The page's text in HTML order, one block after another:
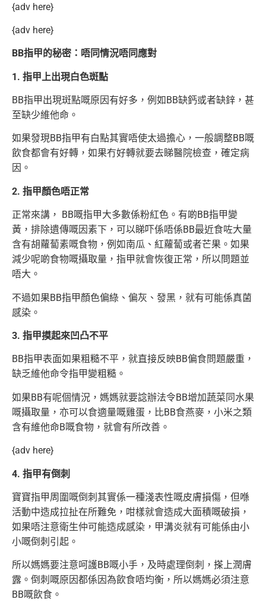
{adv here}
{adv here}
BB指甲的秘密：唔同情況唔同應對
1. 指甲上出現白色斑點
BB指甲出現斑點嘅原因有好多，例如BB缺鈣或者缺鋅，甚
至缺少維他命。
如果發現BB指甲有白點其實唔使太過擔心，一般調整BB嘅
飲食都會有好轉，如果冇好轉就要去睇醫院檢查，確定病
因。
2. 指甲顏色唔正常
正常來講， BB嘅指甲大多數係粉紅色。有啲BB指甲變
黃，排除遺傳嘅因素下，可以睇吓係唔係BB最近食咗大量
含有胡蘿蔔素嘅食物，例如南瓜、紅蘿蔔或者芒果。如果
減少呢啲食物嘅攝取量，指甲就會恢復正常，所以問題並
唔大。
不過如果BB指甲顏色偏綠、偏灰、發黑，就有可能係真菌
感染。
3. 指甲摸起來凹凸不平
BB指甲表面如果粗糙不平，就直接反映BB偏食問題嚴重，
缺乏維他命令指甲變粗糙。
如果BB有呢個情況，媽媽就要諗辦法令BB增加蔬菜同水果
嘅攝取量，亦可以食適量嘅雞蛋，比BB食燕麥，小米之類
含有維他命B嘅食物，就會有所改善。
{adv here}
4. 指甲有倒刺
寶寶指甲周圍嘅倒刺其實係一種淺表性嘅皮膚損傷，但喺
活動中造成拉扯在所難免，咁樣就會造成大面積嘅破損，
如果唔注意衛生仲可能造成感染，甲溝炎就有可能係由小
小嘅倒刺引起。
所以媽媽要注意呵護BB嘅小手，及時處理倒刺，搽上潤膚
露。倒刺嘅原因都係因為飲食唔均衡，所以媽媽必須注意
BB嘅飲食。